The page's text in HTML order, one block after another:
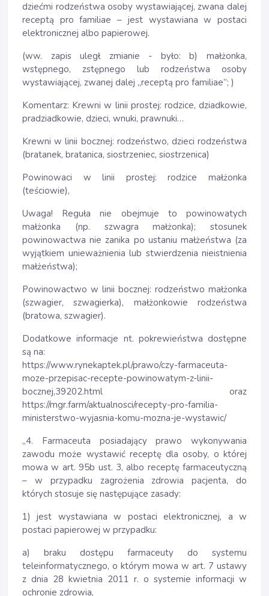
dziećmi rodzeństwa osoby wystawiającej, zwana dalej
receptą pro familiae – jest wystawiana w postaci
elektronicznej albo papierowej.
(ww. zapis uległ zmianie - było: b) małżonka,
wstępnego, zstępnego lub rodzeństwa osoby
wystawiającej, zwanej dalej „receptą pro familiae”; )
Komentarz: Krewni w linii prostej: rodzice, dziadkowie,
pradziadkowie, dzieci, wnuki, prawnuki…
Krewni w linii bocznej: rodzeństwo, dzieci rodzeństwa
(bratanek, bratanica, siostrzeniec, siostrzenica)
Powinowaci w linii prostej: rodzice małżonka
(teściowie),
Uwaga! Reguła nie obejmuje to powinowatych
małżonka (np. szwagra małżonka); stosunek
powinowactwa nie zanika po ustaniu małżeństwa (za
wyjątkiem unieważnienia lub stwierdzenia nieistnienia
małżeństwa);
Powinowactwo w linii bocznej: rodzeństwo małżonka
(szwagier, szwagierka), małżonkowie rodzeństwa
(bratowa, szwagier).
Dodatkowe informacje nt. pokrewieństwa dostępne
są na:
https://www.rynekaptek.pl/prawo/czy-farmaceuta-
moze-przepisac-recepte-powinowatym-z-linii-
bocznej,39202.html oraz
https://mgr.farm/aktualnosci/recepty-pro-familia-
ministerstwo-wyjasnia-komu-mozna-je-wystawic/
„4. Farmaceuta posiadający prawo wykonywania
zawodu może wystawić receptę dla osoby, o której
mowa w art. 95b ust. 3, albo receptę farmaceutyczną
– w przypadku zagrożenia zdrowia pacjenta, do
których stosuje się następujące zasady:
1) jest wystawiana w postaci elektronicznej, a w
postaci papierowej w przypadku:
a) braku dostępu farmaceuty do systemu
teleinformatycznego, o którym mowa w art. 7 ustawy
z dnia 28 kwietnia 2011 r. o systemie informacji w
ochronie zdrowia,